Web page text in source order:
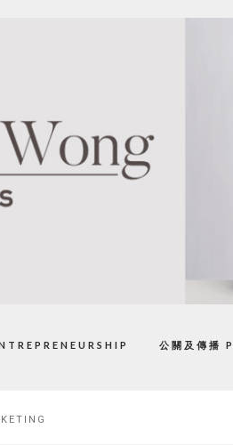
公關及傳播